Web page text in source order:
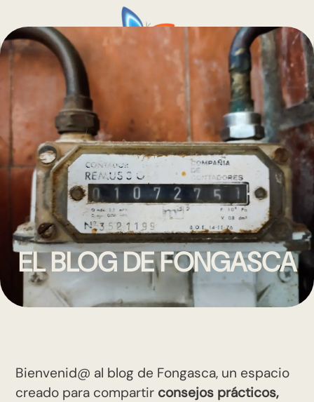
EL BLOG DE FONGASCA
Bienvenid@ al blog de Fongasca, un espacio
creado para compartir consejos prácticos,